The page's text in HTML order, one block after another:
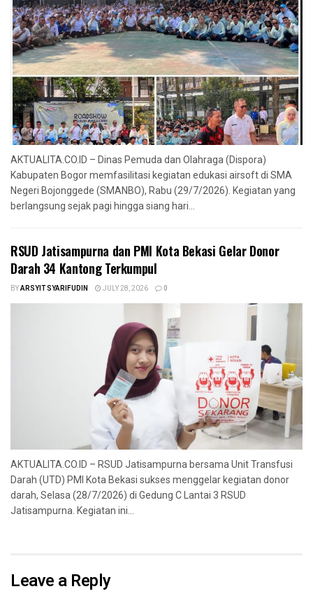
AKTUALITA.CO.ID – Dinas Pemuda dan Olahraga (Dispora)
Kabupaten Bogor memfasilitasi kegiatan edukasi airsoft di SMA
Negeri Bojonggede (SMANBO), Rabu (29/7/2026). Kegiatan yang
berlangsung sejak pagi hingga siang hari...
RSUD Jatisampurna dan PMI Kota Bekasi Gelar Donor
Darah 34 Kantong Terkumpul
BYARSYIT SYARIFUDIN JULY 28, 2026 0
AKTUALITA.CO.ID – RSUD Jatisampurna bersama Unit Transfusi
Darah (UTD) PMI Kota Bekasi sukses menggelar kegiatan donor
darah, Selasa (28/7/2026) di Gedung C Lantai 3 RSUD
Jatisampurna. Kegiatan ini...
Leave a Reply